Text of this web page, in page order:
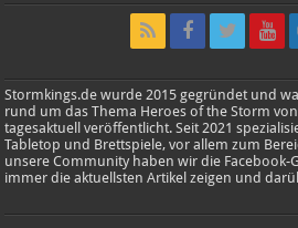
Stormkings.de wurde 2015 gegründet und
rund um das Thema Heroes of the Storm
tagesaktuell veröffentlicht. Seit 2021
Tabletop und Brettspiele, vor allem zum
unsere Community haben wir die Facebook-
immer die aktuellsten Artikel zeigen und